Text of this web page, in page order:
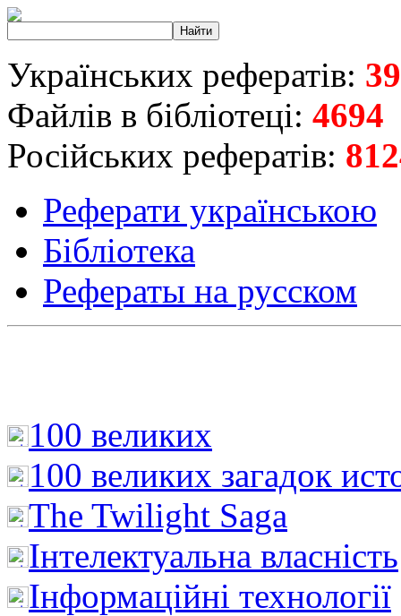
Українських рефератів:
Файлів в бібліотеці: 4694
Російських рефератів:
Реферати українською
Бібліотека
Рефераты на русском
100 великих
100 великих загадок
The Twilight Saga
Інтелектуальна влaсність
Інформаційні технології